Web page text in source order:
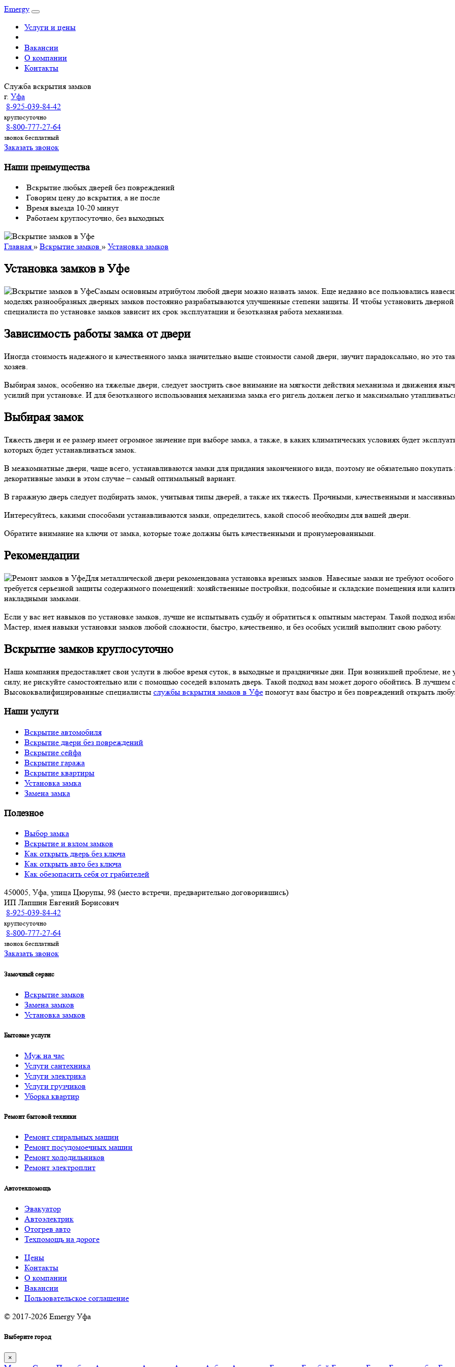
Emergy
Услуги и цены
Вакансии
О компании
Контакты
Служба вскрытия замков
г. Уфа
8-925-039-84-42
круглосуточно
8-800-777-27-64
звонок бесплатный
Заказать звонок
Наши преимущества
Вскрытие любых дверей без повреждений
Говорим цену до вскрытия, а не после
Время выезда 10-20 минут
Работаем круглосуточно, без выходных
Главная » Вскрытие замков » Установка замков
Установка замков в Уфе
Самым основным атрибутом любой двери можно назвать замок. Еще недавно все пользовались
моделях разнообразных дверных замков постоянно разрабатываются улучшенные степени защиты. И чтобы установить
специалиста по установке замков зависит их срок эксплуатации и безотказная работа механизма.
Зависимость работы замка от двери
Иногда стоимость надежного и качественного замка значительно выше стоимости самой двери, звучит парадоксально, но это
хозяев.
Выбирая замок, особенно на тяжелые двери, следует заострить свое внимание на мягкости действия механизма и движения
усилий при установке. И для безотказного использования механизма замка его ригель должен легко и максимально
Выбирая замок
Тяжесть двери и ее размер имеет огромное значение при выборе замка, а также, в каких климатических условиях будет
которых будет устанавливаться замок.
В межкомнатные двери, чаще всего, устанавливаются замки для придания законченного вида, поэтому не обязательно
декоративные замки в этом случае – самый оптимальный вариант.
В гаражную дверь следует подбирать замок, учитывая типы дверей, а также их тяжесть. Прочными, качественными и
Интересуйтесь, какими способами устанавливаются замки, определитесь, какой способ необходим для вашей двери.
Обратите внимание на ключи от замка, которые тоже должны быть качественными и пронумерованными.
Рекомендации
Для металлической двери рекомендована установка врезных замков. Навесные замки не требуют
требуется серьезной защиты содержимого помещений: хозяйственные постройки, подсобные и складские помещения или
накладными замками.
Если у вас нет навыков по установке замков, лучше не испытывать судьбу и обратиться к опытным мастерам. Такой подход
Мастер, имея навыки установки замков любой сложности, быстро, качественно, и без особых усилий выполнит свою работу.
Вскрытие замков круглосуточно
Наша компания предоставляет свои услуги в любое время суток, в выходные и праздничные дни. При возникшей проблеме, не
силу, не рискуйте самостоятельно или с помощью соседей взломать дверь. Такой подход вам может дорого обойтись. В лучшем
Высококвалифицированные специалисты службы вскрытия замков в Уфе помогут вам быстро и без повреждений открыть
Наши услуги
Вскрытие автомобиля
Вскрытие двери без повреждений
Вскрытие сейфа
Вскрытие гаража
Вскрытие квартиры
Установка замка
Замена замка
Полезное
Выбор замка
Вскрытие и взлом замков
Как открыть дверь без ключа
Как открыть авто без ключа
Как обезопасить себя от грабителей
450005, Уфа, улица Цюрупы, 98 (место встречи, предварительно договорившись)
ИП Лапшин Евгений Борисович
8-925-039-84-42
круглосуточно
8-800-777-27-64
звонок бесплатный
Заказать звонок
Замочный сервис
Вскрытие замков
Замена замков
Установка замков
Бытовые услуги
Муж на час
Услуги cантехника
Услуги электрика
Услуги грузчиков
Уборка квартир
Ремонт бытовой техники
Ремонт стиральных машин
Ремонт посудомоечных машин
Ремонт холодильников
Ремонт электроплит
Автотехпомощь
Эвакуатор
Автоэлектрик
Отогрев авто
Техпомощь на дороге
Цены
Контакты
О компании
Вакансии
Пользовательское соглашение
© 2017-2026 Emergy Уфа
Выберите город
×